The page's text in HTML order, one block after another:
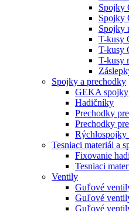
Spojky
Spojky
Spojky
T-kusy
T-kusy
T-kusy
Spojky a prechodky
GEKA spojky
Hadičníky
Prechodky
Prechodky
Rýchlospojky
Tesniaci materiál a
Fixovanie
Tesniaci
Ventily
Guľové
Guľové
Guľové